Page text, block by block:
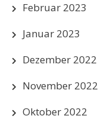
Februar 2023
Januar 2023
Dezember 2022
November 2022
Oktober 2022